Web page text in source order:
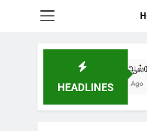
HEADLINES
புதிய
2 Years Ago